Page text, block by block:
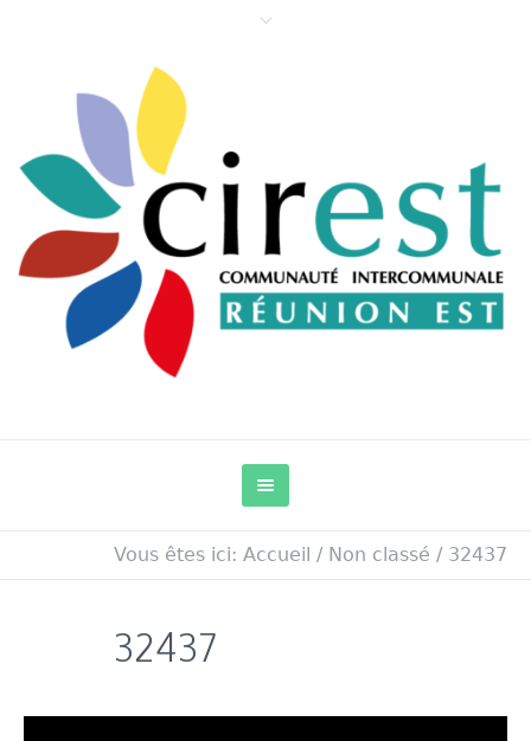
Vous êtes ici: Accueil / Non classé / 32437
32437